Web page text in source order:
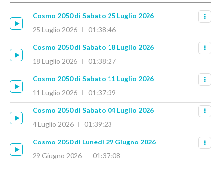
Cosmo 2050 di Sabato 25 Luglio 2026
25 Luglio 2026
01:38:46
Cosmo 2050 di Sabato 18 Luglio 2026
18 Luglio 2026
01:38:27
Cosmo 2050 di Sabato 11 Luglio 2026
11 Luglio 2026
01:37:39
Cosmo 2050 di Sabato 04 Luglio 2026
4 Luglio 2026
01:39:23
Cosmo 2050 di Lunedì 29 Giugno 2026
29 Giugno 2026
01:37:08